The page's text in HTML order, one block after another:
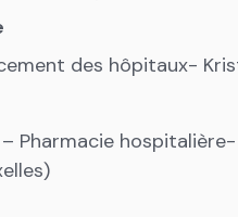
des hôpitaux-
– Pharmacie